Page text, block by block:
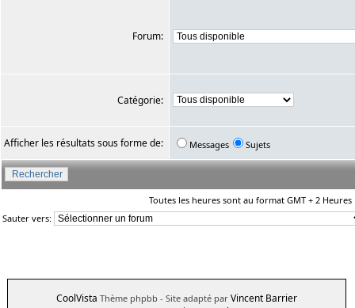
Forum:
Catégorie:
Afficher les résultats sous forme de: Messages Sujets
Toutes les heures sont au format GMT + 2 Heures
Sauter vers:
CoolVista Thème phpbb - Site adapté par Vincent Barrier